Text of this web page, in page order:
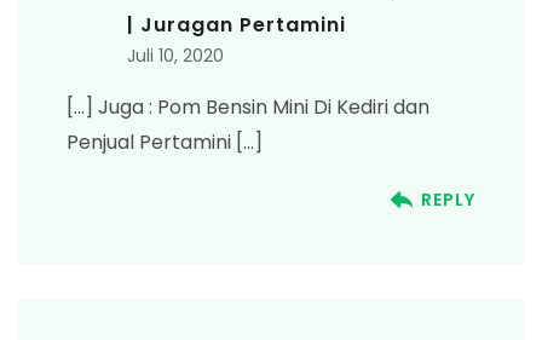
| Juragan Pertamini
Juli 10, 2020
[…] Juga : Pom Bensin Mini Di Kediri dan
Penjual Pertamini […]
REPLY